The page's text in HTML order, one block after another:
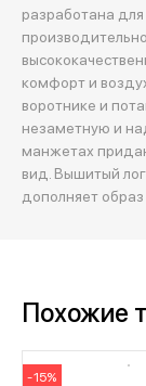
разработана
комфорт и
воротнике и
незаметную и
манжетах
вид. Вышитый
дополняет
Похожие
-15%